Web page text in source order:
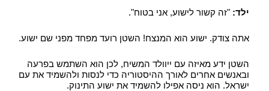
ילד: "זה קשור לישוע, אני בטוח".
אתה צודק. ישוע הוא המנצח! השטן רועד מפחד מפני שם ישוע.
השטן ידע מאיזה עם ייוולד המשיח, לכן הוא השתמש בפרעה
ובאנשים אחרים לאורך ההיסטוריה כדי לנסות ולהשמיד את עם
ישראל. הוא ניסה אפילו להשמיד את ישוע התינוק.